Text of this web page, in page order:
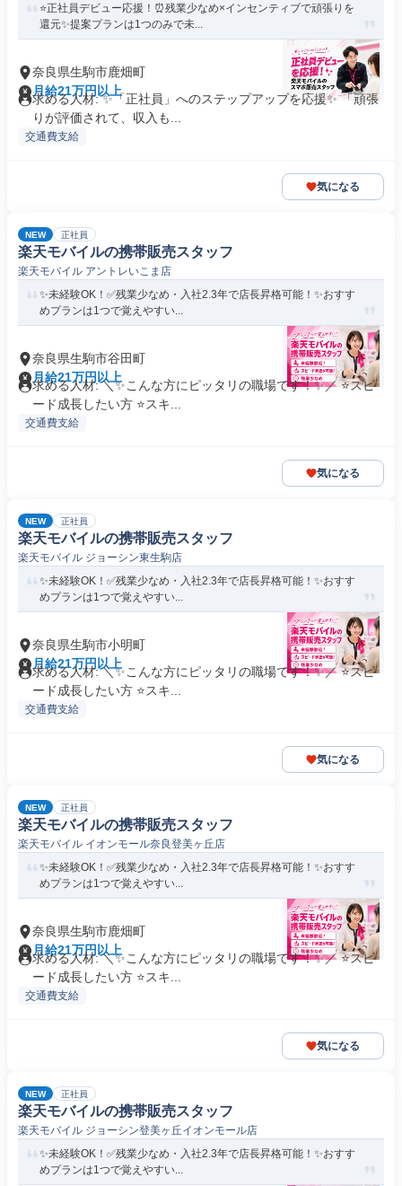
⭐正社員デビュー応援！⏰残業少なめ×インセンティブで頑張りを
還元✨提案プランは1つのみで未...
奈良県生駒市鹿畑町
月給21万円以上
求める人材: ✨「正社員」へのステップアップを応援✨ 「頑張
りが評価されて、収入も...
交通費支給
気になる
NEW 正社員
楽天モバイルの携帯販売スタッフ
楽天モバイル アントレいこま店
✨未経験OK！✅残業少なめ・入社2.3年で店長昇格可能！✨おすす
めプランは1つで覚えやすい...
奈良県生駒市谷田町
月給21万円以上
求める人材: ＼✨こんな方にピッタリの職場です！✨／ ⭐スピ
ード成長したい方 ⭐スキ...
交通費支給
気になる
NEW 正社員
楽天モバイルの携帯販売スタッフ
楽天モバイル ジョーシン東生駒店
✨未経験OK！✅残業少なめ・入社2.3年で店長昇格可能！✨おすす
めプランは1つで覚えやすい...
奈良県生駒市小明町
月給21万円以上
求める人材: ＼✨こんな方にピッタリの職場です！✨／ ⭐スピ
ード成長したい方 ⭐スキ...
交通費支給
気になる
NEW 正社員
楽天モバイルの携帯販売スタッフ
楽天モバイル イオンモール奈良登美ヶ丘店
✨未経験OK！✅残業少なめ・入社2.3年で店長昇格可能！✨おすす
めプランは1つで覚えやすい...
奈良県生駒市鹿畑町
月給21万円以上
求める人材: ＼✨こんな方にピッタリの職場です！✨／ ⭐スピ
ード成長したい方 ⭐スキ...
交通費支給
気になる
NEW 正社員
楽天モバイルの携帯販売スタッフ
楽天モバイル ジョーシン登美ヶ丘イオンモール店
✨未経験OK！✅残業少なめ・入社2.3年で店長昇格可能！✨おすす
めプランは1つで覚えやすい...